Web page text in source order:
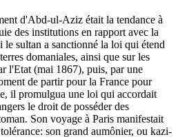
d'Abd-ul-Aziz était la tendance à
des institutions en rapport avec la
le sultan a sanctionné la loi qui étend
terres domaniales, ainsi que sur les
l'Etat (mai 1867), puis, par une
de partir pour la France pour
il promulgua une loi qui accordait
le droit de posséder des
Son voyage à Paris manifestait
tolérance: son grand aumônier, ou kazi-